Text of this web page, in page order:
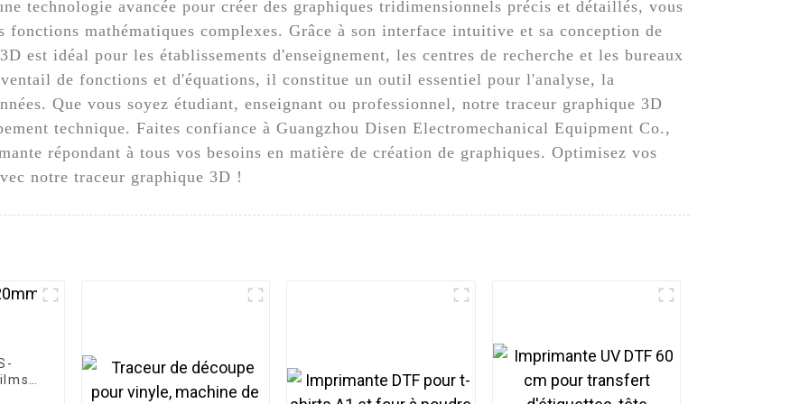
technologie avancée pour créer des graphiques tridimensionnels précis et détaillés, vous
mathématiques complexes. Grâce à son interface intuitive et sa conception de
est idéal pour les établissements d'enseignement, les centres de recherche et les bureaux
de fonctions et d'équations, il constitue un outil essentiel pour l'analyse, la
Que vous soyez étudiant, enseignant ou professionnel, notre traceur graphique 3D
technique. Faites confiance à Guangzhou Disen Electromechanical Equipment Co.,
répondant à tous vos besoins en matière de création de graphiques. Optimisez vos
notre traceur graphique 3D !